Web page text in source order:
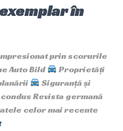
în
prin scorurile
Auto Bild
Proprietăți
Siguranță și
Revista germană
celor mai recente